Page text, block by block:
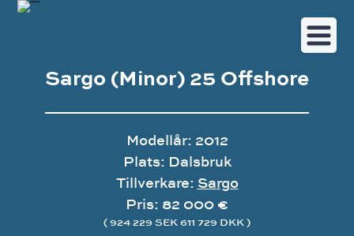
Sargo (Minor) 25 Offshore
Modellår: 2012
Plats: Dalsbruk
Tillverkare: Sargo
Pris: 82 000 €
( 924 229 SEK 611 729 DKK )